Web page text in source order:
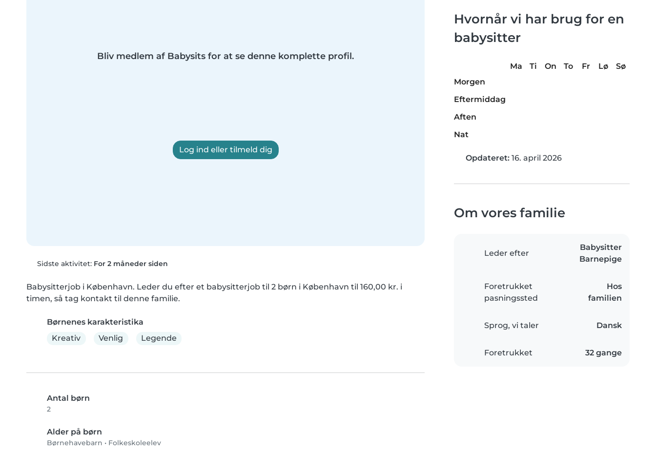
Bliv medlem af Babysits for at se denne komplette profil.
Log ind eller tilmeld dig
Sidste aktivitet: For 2 måneder siden
Babysitterjob i København. Leder du efter et babysitterjob til 2 børn i København til 160,00 kr. i
timen, så tag kontakt til denne familie.
Børnenes karakteristika
Kreativ
Venlig Legende
Antal børn
2
Alder på børn
Børnehavebarn • Folkeskoleelev
Hvornår vi har brug for en
babysitter
Ma Ti On To Fr Lø
Sø
Morgen
Eftermiddag
Aften
Nat
Opdateret: 16. april 2026
Om vores familie
Leder efter
Babysitter
Barnepige
Foretrukket
pasningssted
Hos
familien
Sprog, vi taler Dansk
Foretrukket 32 gange